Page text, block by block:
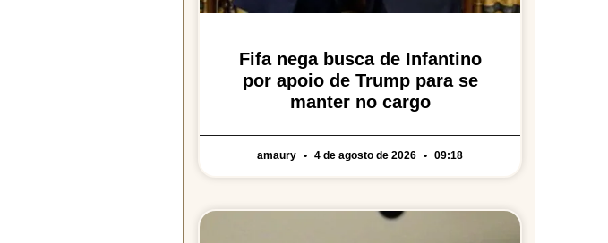
Fifa nega busca de Infantino
por apoio de Trump para se
manter no cargo
amaury 4 de agosto de 2026 09:18